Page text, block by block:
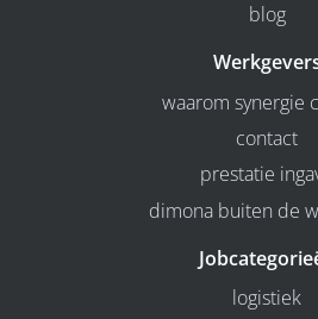
blog
waarom synergie
contact
prestatie
dimona buiten de
logistiek